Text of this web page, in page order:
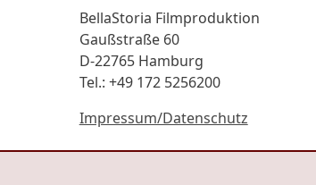
BellaStoria Filmproduktion
Gaußstraße 60
D-22765 Hamburg
Tel.: +49 172 5256200
Impressum/Datenschutz